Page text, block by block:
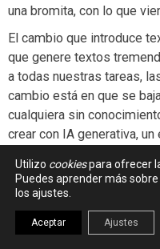
una bromita, con lo que
El cambio que introduce
que genere textos
a todas nuestras tareas,
cambio está en que se
cualquiera sin
crear con IA generativa,
flipando, verá el temario
Entonces más que
u otro, deberá aprender a
con un AIsistente que ya
Utilizo cookiespara ofrecer
Puedes aprender más sobre
los ajustes.
Aceptar Ajustes